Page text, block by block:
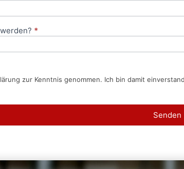
*
zur Kenntnis genommen. Ich bin damit
Senden